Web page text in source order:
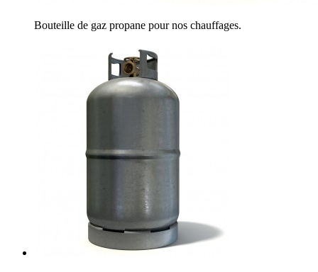
Bouteille de gaz propane pour nos chauffages.